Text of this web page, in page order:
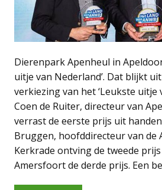
Dierenpark Apenheul in
uitje van Nederland’. Dat blijkt
verkiezing van het ‘Leukste uitje
Coen de Ruiter, directeur van
verrast de eerste prijs uit
Bruggen, hoofddirecteur van de
Kerkrade ontving de tweede
Amersfoort de derde prijs. Een